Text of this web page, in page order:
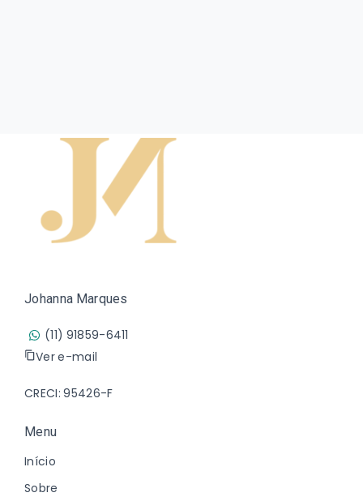
Johanna Marques
(11) 91859-6411
Ver e-mail
CRECI: 95426-F
Menu
Início
Sobre